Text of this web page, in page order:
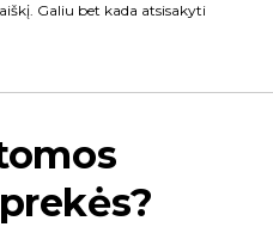
Galiu bet kada atsisakyti